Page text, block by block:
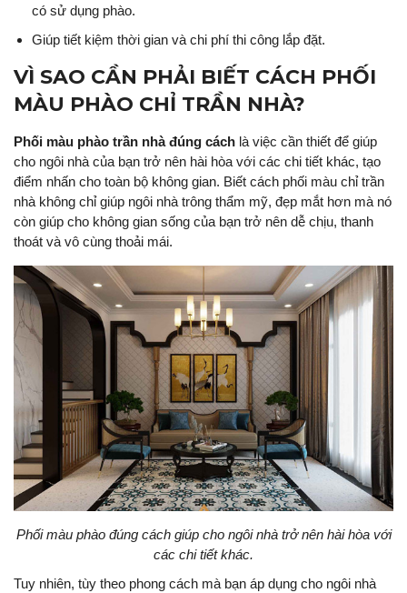
có sử dụng phào.
Giúp tiết kiệm thời gian và chi phí thi công lắp đặt.
VÌ SAO CẦN PHẢI BIẾT CÁCH PHỐI
MÀU PHÀO CHỈ TRẦN NHÀ?
Phối màu phào trần nhà đúng cách là việc cần thiết để giúp
cho ngôi nhà của bạn trở nên hài hòa với các chi tiết khác, tạo
điểm nhấn cho toàn bộ không gian. Biết cách phối màu chỉ trần
nhà không chỉ giúp ngôi nhà trông thẩm mỹ, đẹp mắt hơn mà nó
còn giúp cho không gian sống của bạn trở nên dễ chịu, thanh
thoát và vô cùng thoải mái.
Phối màu phào đúng cách giúp cho ngôi nhà trở nên hài hòa với
các chi tiết khác.
Tuy nhiên, tùy theo phong cách mà bạn áp dụng cho ngôi nhà